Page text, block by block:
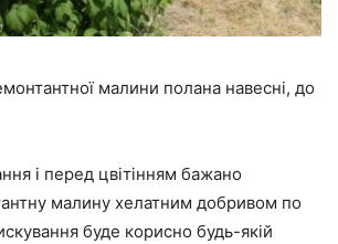
малини полана навесні, до
і перед цвітінням бажано
малину хелатним добривом по
буде корисно будь-якій